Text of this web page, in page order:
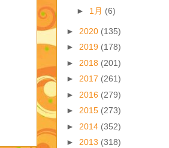
► 1月 (6)
► 2020 (135)
► 2019 (178)
► 2018 (201)
► 2017 (261)
► 2016 (279)
► 2015 (273)
► 2014 (352)
► 2013 (318)